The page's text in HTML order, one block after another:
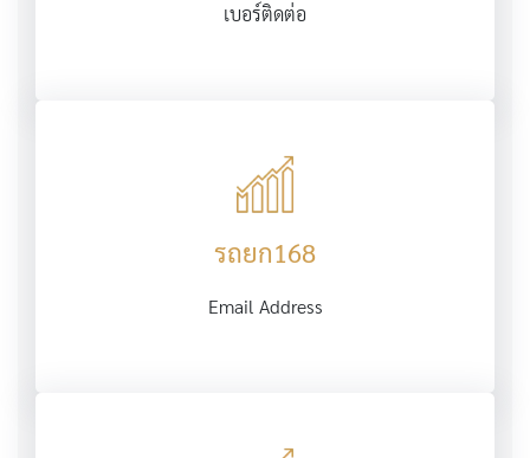
เบอร์ติดต่อ
รถยก168
Email Address